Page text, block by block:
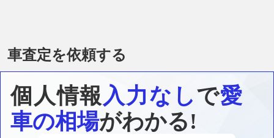
車査定を依頼する
個人情報入力なしで愛
車の相場がわかる!